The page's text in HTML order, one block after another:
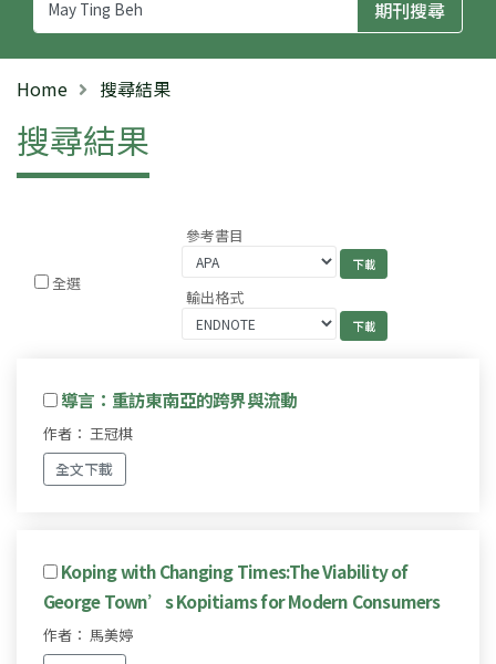
Home 搜尋結果
搜尋結果
全選
參考書目
輸出格式
導言：重訪東南亞的跨界與流動
作者： 王冠棋
全文下載
Koping with Changing Times:The Viability of
George Town’s Kopitiams for Modern Consumers
作者： 馬美婷